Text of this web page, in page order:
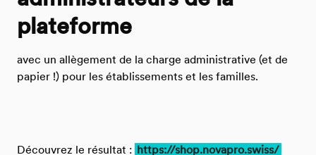
plateforme
avec un allègement de la charge administrative (et de
papier !) pour les établissements et les familles.
Découvrez le résultat : https://shop.novapro.swiss/